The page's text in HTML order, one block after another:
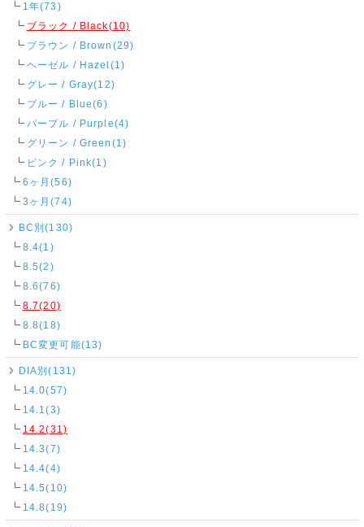
1年(73)
ブラック / Black(10)
ブラウン / Brown(29)
ヘーゼル / Hazel(1)
グレー / Gray(12)
ブルー / Blue(6)
パープル / Purple(4)
グリーン / Green(1)
ピンク / Pink(1)
6ヶ月(56)
3ヶ月(74)
BC別(130)
8.4(1)
8.5(2)
8.6(76)
8.7(20)
8.8(18)
BC変更可能(13)
DIA別(131)
14.0(57)
14.1(3)
14.2(31)
14.3(7)
14.4(4)
14.5(10)
14.8(19)